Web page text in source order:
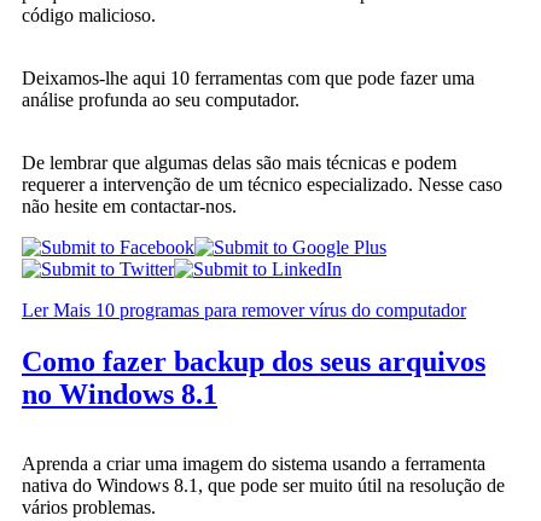
código malicioso.
Deixamos-lhe aqui 10 ferramentas com que pode fazer uma
análise profunda ao seu computador.
De lembrar que algumas delas são mais técnicas e podem
requerer a intervenção de um técnico especializado. Nesse caso
não hesite em contactar-nos.
Ler Mais 10 programas para remover vírus do computador
Como fazer backup dos seus arquivos
no Windows 8.1
Aprenda a criar uma imagem do sistema usando a ferramenta
nativa do Windows 8.1, que pode ser muito útil na resolução de
vários problemas.